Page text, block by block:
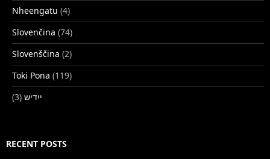
Nheengatu (4)
Slovenčina (74)
Slovenščina (2)
Toki Pona (119)
ייִדיש (3)
RECENT POSTS